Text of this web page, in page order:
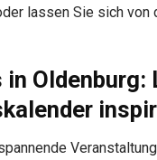
lassen Sie sich